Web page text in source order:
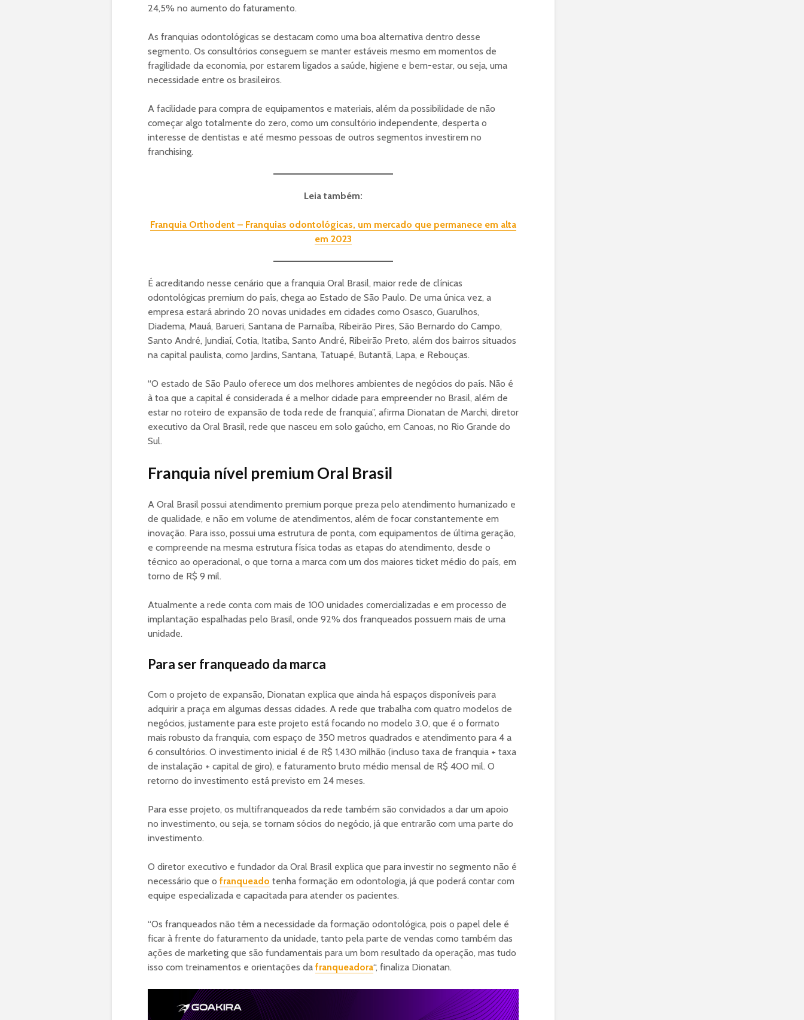
24,5% no aumento do faturamento.
As franquias odontológicas se destacam como uma boa alternativa dentro desse
segmento. Os consultórios conseguem se manter estáveis mesmo em momentos de
fragilidade da economia, por estarem ligados a saúde, higiene e bem-estar, ou seja, uma
necessidade entre os brasileiros.
A facilidade para compra de equipamentos e materiais, além da possibilidade de não
começar algo totalmente do zero, como um consultório independente, desperta o
interesse de dentistas e até mesmo pessoas de outros segmentos investirem no
franchising.
Leia também:
Franquia Orthodent – Franquias odontológicas, um mercado que permanece em alta
em 2023
É acreditando nesse cenário que a franquia Oral Brasil, maior rede de clínicas
odontológicas premium do país, chega ao Estado de São Paulo. De uma única vez, a
empresa estará abrindo 20 novas unidades em cidades como Osasco, Guarulhos,
Diadema, Mauá, Barueri, Santana de Parnaíba, Ribeirão Pires, São Bernardo do Campo,
Santo André, Jundiaí, Cotia, Itatiba, Santo André, Ribeirão Preto, além dos bairros situados
na capital paulista, como Jardins, Santana, Tatuapé, Butantã, Lapa, e Rebouças.
“O estado de São Paulo oferece um dos melhores ambientes de negócios do país. Não é
à toa que a capital é considerada é a melhor cidade para empreender no Brasil, além de
estar no roteiro de expansão de toda rede de franquia”, afirma Dionatan de Marchi, diretor
executivo da Oral Brasil, rede que nasceu em solo gaúcho, em Canoas, no Rio Grande do
Sul.
Franquia nível premium Oral Brasil
A Oral Brasil possui atendimento premium porque preza pelo atendimento humanizado e
de qualidade, e não em volume de atendimentos, além de focar constantemente em
inovação. Para isso, possui uma estrutura de ponta, com equipamentos de última geração,
e compreende na mesma estrutura física todas as etapas do atendimento, desde o
técnico ao operacional, o que torna a marca com um dos maiores ticket médio do país, em
torno de R$ 9 mil.
Atualmente a rede conta com mais de 100 unidades comercializadas e em processo de
implantação espalhadas pelo Brasil, onde 92% dos franqueados possuem mais de uma
unidade.
Para ser franqueado da marca
Com o projeto de expansão, Dionatan explica que ainda há espaços disponíveis para
adquirir a praça em algumas dessas cidades. A rede que trabalha com quatro modelos de
negócios, justamente para este projeto está focando no modelo 3.0, que é o formato
mais robusto da franquia, com espaço de 350 metros quadrados e atendimento para 4 a
6 consultórios. O investimento inicial é de R$ 1,430 milhão (incluso taxa de franquia + taxa
de instalação + capital de giro), e faturamento bruto médio mensal de R$ 400 mil. O
retorno do investimento está previsto em 24 meses.
Para esse projeto, os multifranqueados da rede também são convidados a dar um apoio
no investimento, ou seja, se tornam sócios do negócio, já que entrarão com uma parte do
investimento.
O diretor executivo e fundador da Oral Brasil explica que para investir no segmento não é
necessário que o franqueado tenha formação em odontologia, já que poderá contar com
equipe especializada e capacitada para atender os pacientes.
“Os franqueados não têm a necessidade da formação odontológica, pois o papel dele é
ficar à frente do faturamento da unidade, tanto pela parte de vendas como também das
ações de marketing que são fundamentais para um bom resultado da operação, mas tudo
isso com treinamentos e orientações da franqueadora“, finaliza Dionatan.